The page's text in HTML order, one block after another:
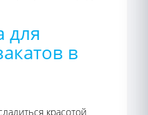
для
в
красотой